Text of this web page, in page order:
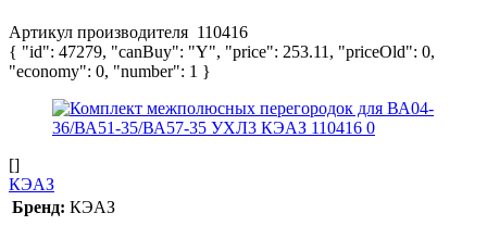
Артикул производителя 110416
{ "id": 47279, "canBuy": "Y", "price": 253.11, "priceOld": 0,
"economy": 0, "number": 1 }
[]
КЭАЗ
Бренд: КЭАЗ